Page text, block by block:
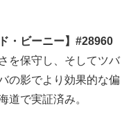
・ビーニー】#28960
を保守し、そしてツバ
の影でより効果的な偏
道で実証済み。